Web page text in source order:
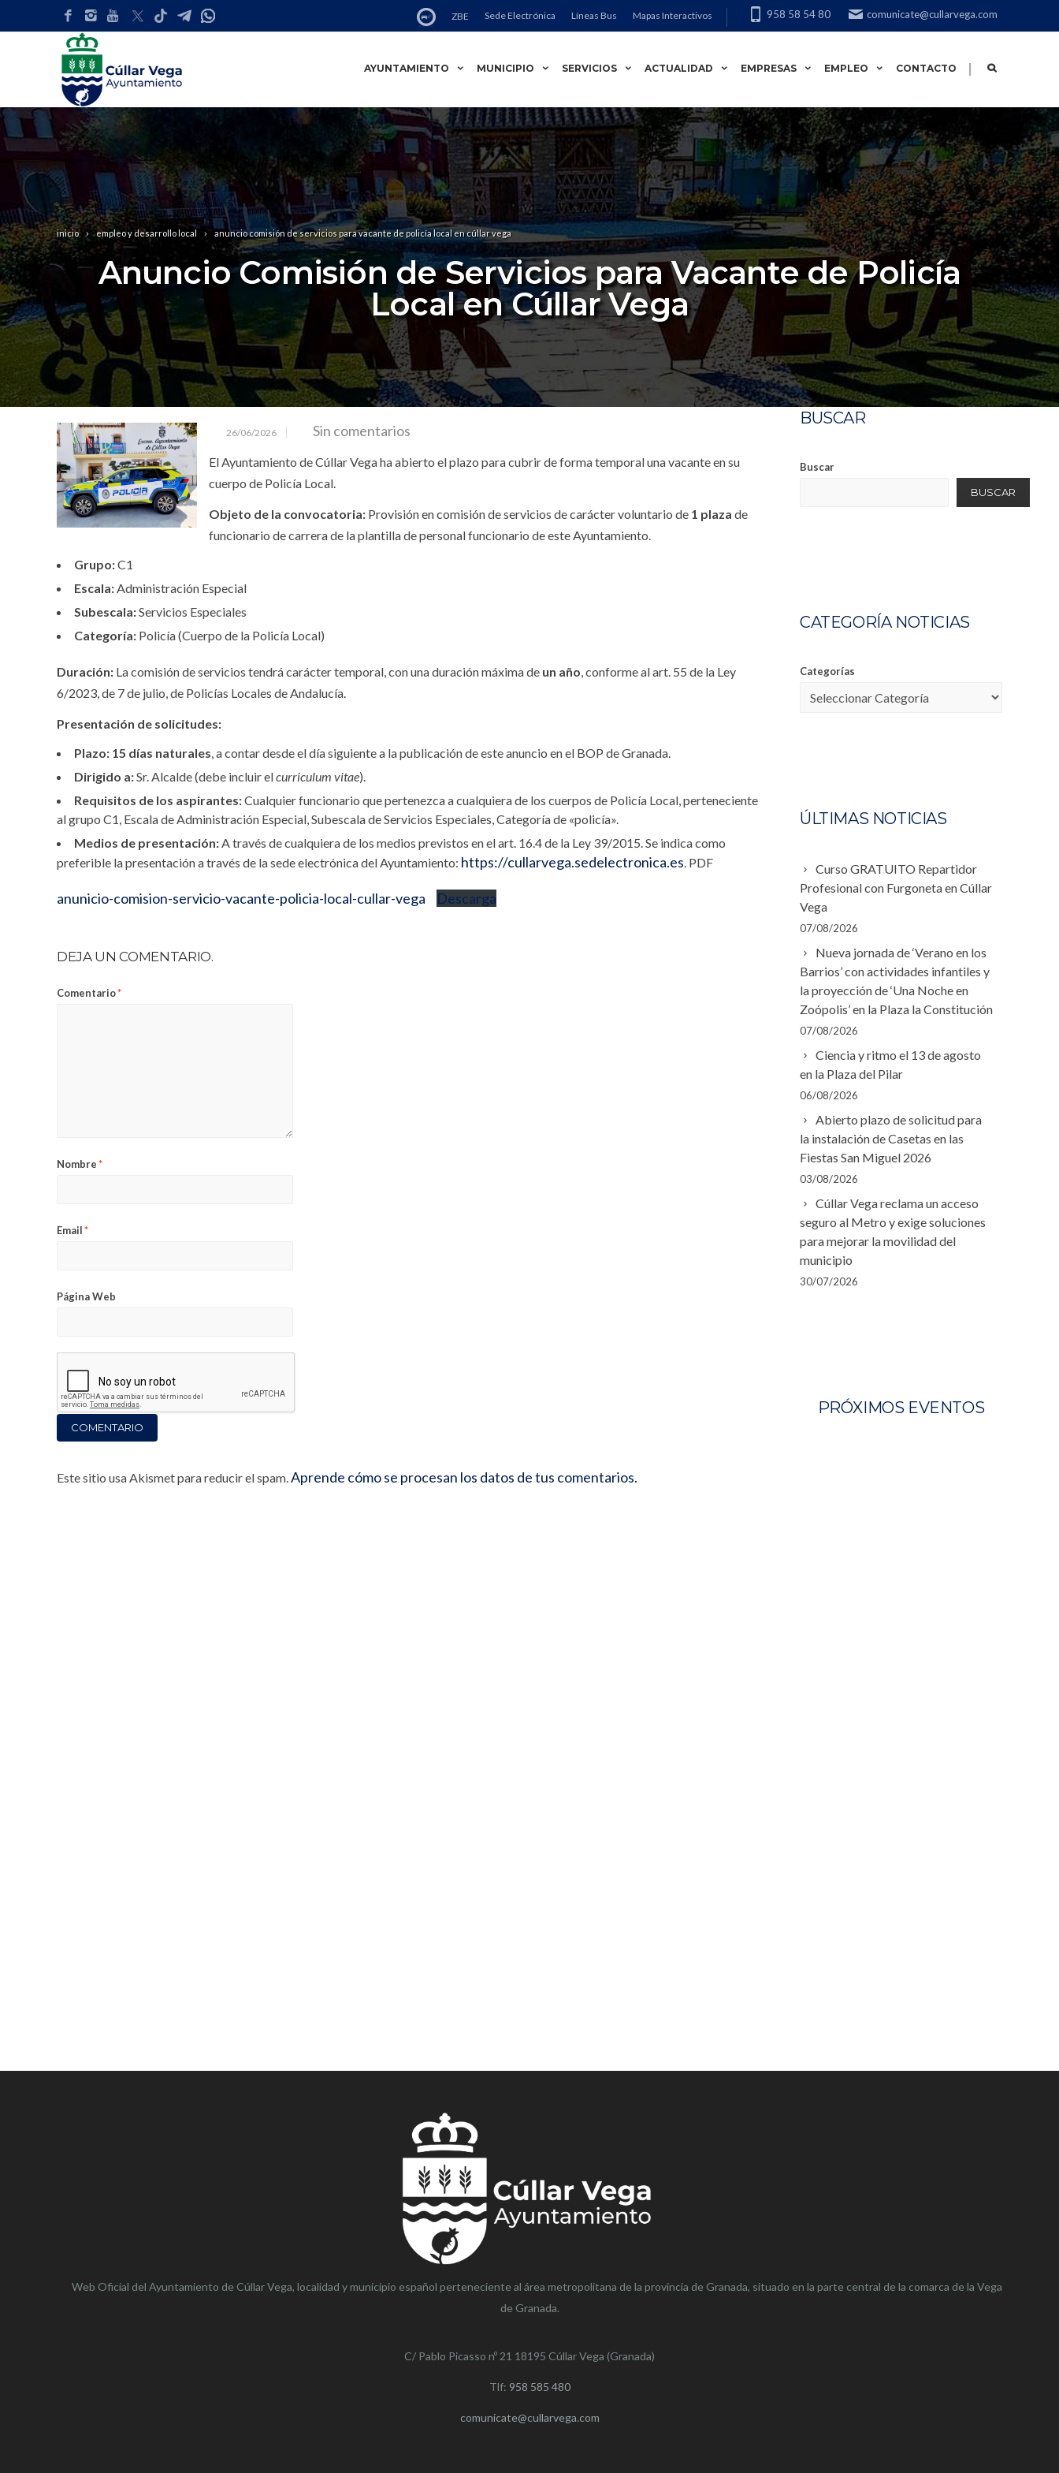
comunicate@cullarvega.com
958 58 54 80
ZBE Sede Electrónica Líneas Bus Mapas Interactivos
AYUNTAMIENTO MUNICIPIO SERVICIOS ACTUALIDAD EMPRESAS EMPLEO CONTACTO |
inicio empleo y desarrollo local anuncio comisión de servicios para vacante de policía local en cúllar vega
Anuncio Comisión de Servicios para Vacante de Policía
Local en Cúllar Vega
26/06/2026 Sin comentarios
El Ayuntamiento de Cúllar Vega ha abierto el plazo para cubrir de forma temporal una vacante en su
cuerpo de Policía Local.
Objeto de la convocatoria: Provisión en comisión de servicios de carácter voluntario de 1 plaza de
funcionario de carrera de la plantilla de personal funcionario de este Ayuntamiento.
Grupo:C1
Escala:Administración Especial
Subescala:Servicios Especiales
Categoría: Policía (Cuerpo de la Policía Local)
Duración: La comisión de servicios tendrá carácter temporal, con una duración máxima de un año, conforme al art. 55 de la Ley
6/2023, de 7 de julio, de Policías Locales de Andalucía.
Presentación de solicitudes:
Plazo: 15 días naturales, a contar desde el día siguiente a la publicación de este anuncio en el BOP de Granada.
Dirigido a:Sr. Alcalde (debe incluir elcurriculum vitae).
Requisitos de los aspirantes:Cualquier funcionario que pertenezca a cualquiera de los cuerpos de Policía Local, perteneciente
al grupo C1, Escala de Administración Especial, Subescala de Servicios Especiales, Categoría de «policía».
Medios de presentación:A través de cualquiera de los medios previstos en el art. 16.4 de la Ley 39/2015. Se indica como
preferible la presentación a través de la sede electrónica del Ayuntamiento: https://cullarvega.sedelectronica.es. PDF
anunicio-comision-servicio-vacante-policia-local-cullar-vega Descarga
DEJA UN COMENTARIO.
Comentario*
Nombre*
Email*
Página Web
Este sitio usa Akismet para reducir el spam.Aprende cómo se procesan los datos de tus comentarios.
BUSCAR
Buscar
BUSCAR
CATEGORÍA NOTICIAS
Categorías
ÚLTIMAS NOTICIAS
Curso GRATUITO Repartidor
Profesional con Furgoneta en Cúllar
Vega
07/08/2026
Nueva jornada de ‘Verano en los
Barrios’ con actividades infantiles y
la proyección de ‘Una Noche en
Zoópolis’ en la Plaza la Constitución
07/08/2026
Ciencia y ritmo el 13 de agosto
en la Plaza del Pilar
06/08/2026
Abierto plazo de solicitud para
la instalación de Casetas en las
Fiestas San Miguel 2026
03/08/2026
Cúllar Vega reclama un acceso
seguro al Metro y exige soluciones
para mejorar la movilidad del
municipio
30/07/2026
PRÓXIMOS EVENTOS
Web Oficial del Ayuntamiento de Cúllar Vega, localidad y municipio español perteneciente al área metropolitana de la provincia de Granada, situado en la parte central de la comarca de la Vega
de Granada.
C/ Pablo Picasso nº 21 18195 Cúllar Vega (Granada)
Tlf: 958 585 480
comunicate@cullarvega.com